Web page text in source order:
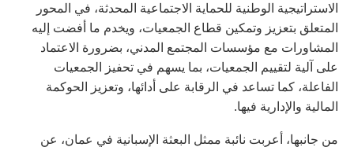
الاستراتيجية الوطنية للحماية الاجتماعية المحدثة، في المحور
المتعلق بتعزيز وتمكين قطاع الجمعيات، ويخدم ما أفضت إليه
المشاورات مع مؤسسات المجتمع المدني، بضرورة الاعتماد
على آلية لتقييم الجمعيات، بما يسهم في تحفيز الجمعيات
الفاعلة، كما تساعد في الرقابة على أدائها، وتعزيز الحوكمة
المالية والإدارية فيها.
‏من جانبها، أعربت نائبة ممثل البعثة الإسبانية في عمان، عن